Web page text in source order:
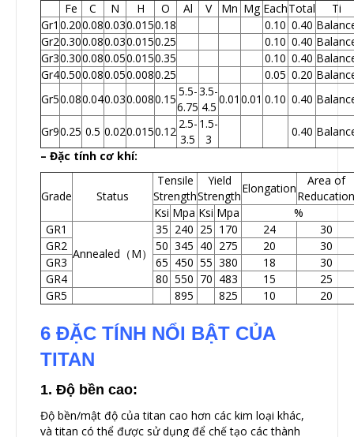
Fe C N H O Al V Mn Mg EachTotal
Ti
Gr1 0.200.080.030.0150.18 0.10 0.40
Gr20.300.080.030.0150.25 0.10 0.40
Gr30.300.080.050.0150.35 0.10 0.40
Gr40.500.080.050.0080.25 0.05 0.20
Gr50.080.040.030.0080.15
5.5-
6.75
3.5-
4.5
0.01 0.01 0.10 0.40
Gr90.25 0.5 0.020.0150.12
2.5-
3.5
1.5-
3
0.40
– Đặc tính cơ khí:
Grade Status
Tensile
Strength
Yield
Strength
Elongation
Area of
Reducation
Ksi Mpa Ksi Mpa
%
GR1
Annealed（M）
35 240 25 170 24
30
GR2
50 345 40 275 20
30
GR3
65 450 55 380 18
30
GR4
80 550 70 483 15
25
GR5
895 825 10 20
6 ĐẶC TÍNH NỔI BẬT CỦA
TITAN
1. Độ bền cao:
Độ bền/mật độ của titan cao hơn các kim loại khác,
và titan có thể được sử dụng để chế tạo các thành